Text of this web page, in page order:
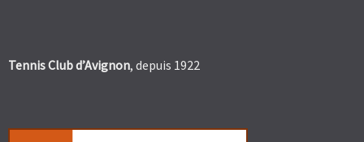
Tennis Club d’Avignon, depuis 1922